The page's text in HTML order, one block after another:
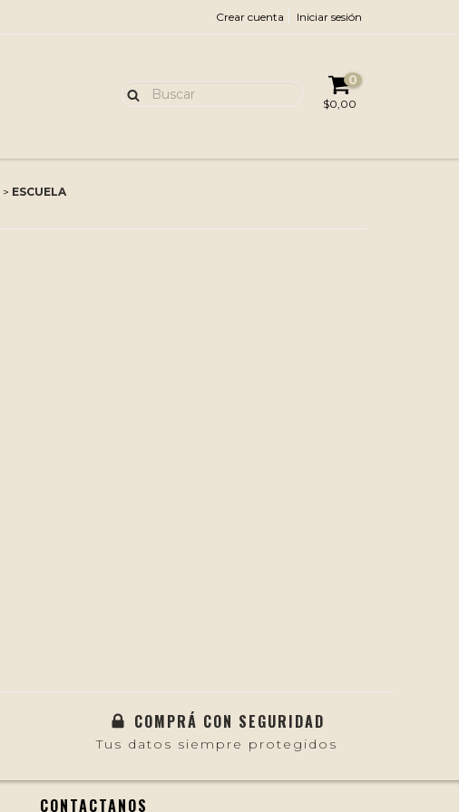
Crear cuenta Iniciar sesión
0
$0,00
> ESCUELA
COMPRÁ CON SEGURIDAD
Tus datos siempre protegidos
CONTACTANOS